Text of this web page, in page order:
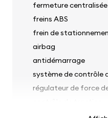
fermeture centralisée
freins ABS
frein de
airbag
antidémarrage
système de contrôle
régulateur de force
prévérificateurs de